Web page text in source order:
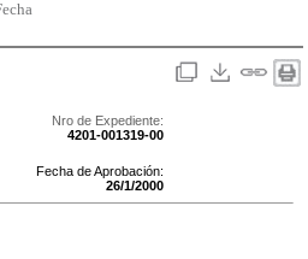
Nro de Expediente:
4201-001319-00
Fecha de Aprobación:
26/1/2000